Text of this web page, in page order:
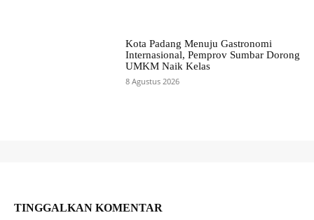
Kota Padang Menuju Gastronomi
Internasional, Pemprov Sumbar Dorong
UMKM Naik Kelas
8 Agustus 2026
TINGGALKAN KOMENTAR